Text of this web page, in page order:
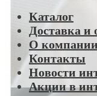
Каталог
Доставка и
О компании
Контакты
Новости
Акции в